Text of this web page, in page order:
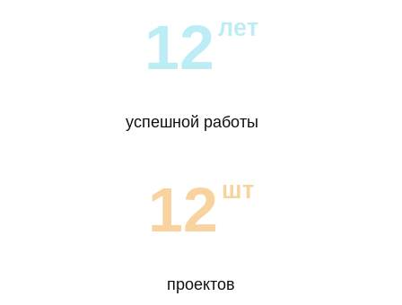
12 лет
успешной работы
12 шт
проектов